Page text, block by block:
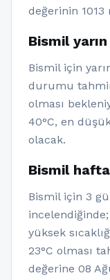
değerinin
Bismil
Bismil için
durumu
olması
40°C, en
olacak.
Bismil
Bismil için 3
yüksek
23°C olması
değerine 08